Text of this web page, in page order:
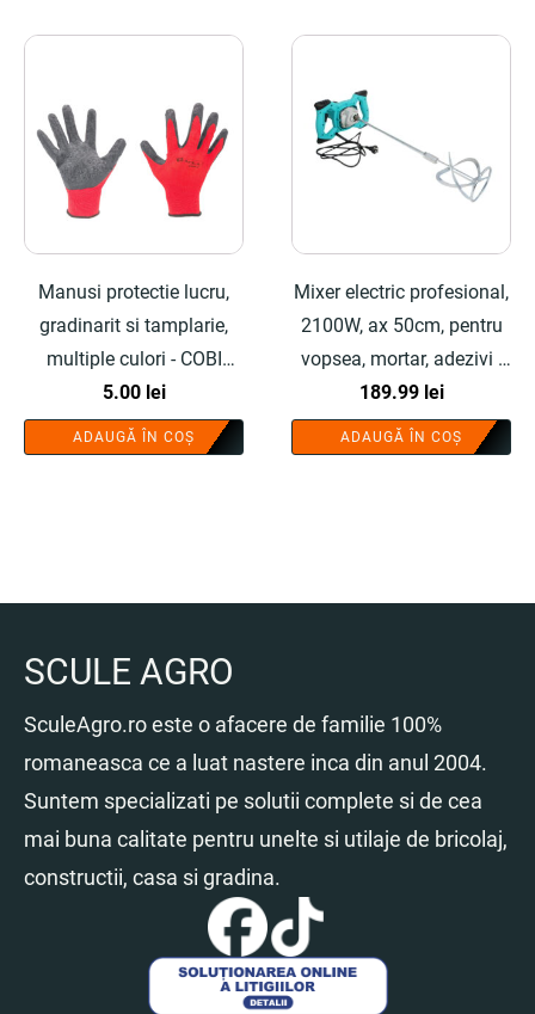
Manusi protectie lucru,
gradinarit si tamplarie,
multiple culori - COBI
SMART®
5.00 lei
ADAUGĂ ÎN COȘ
Mixer electric profesional,
2100W, ax 50cm, pentru
vopsea, mortar, adezivi -
COBI SMART®
189.99 lei
ADAUGĂ ÎN COȘ
SCULE AGRO
SculeAgro.ro este o afacere de familie 100%
romaneasca ce a luat nastere inca din anul 2004.
Suntem specializati pe solutii complete si de cea
mai buna calitate pentru unelte si utilaje de bricolaj,
constructii, casa si gradina.